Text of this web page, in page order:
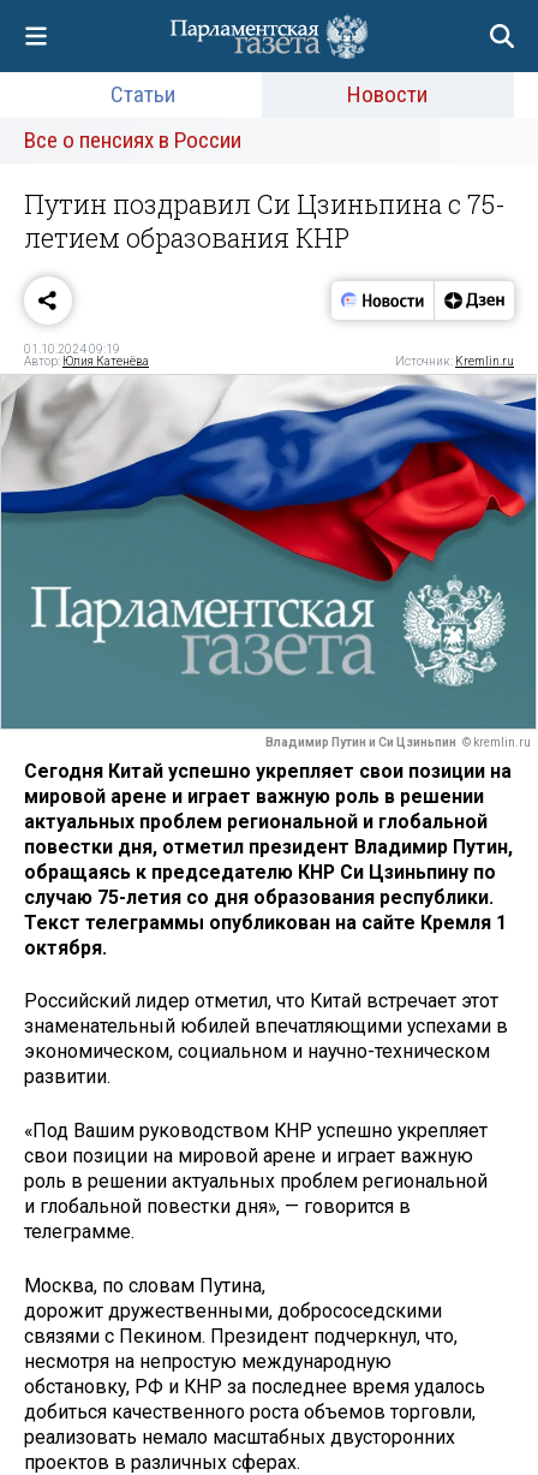
Статьи
Новости
Все о пенсиях в России
Путин поздравил Си Цзиньпина с 75-
летием образования КНР
01.10.2024 09:19
Автор: Юлия Катенёва Источник: Kremlin.ru
Владимир Путин и Си Цзиньпин © kremlin.ru
Сегодня Китай успешно укрепляет свои позиции на
мировой арене и играет важную роль в решении
актуальных проблем региональной и глобальной
повестки дня, отметил президент Владимир Путин,
обращаясь к председателю КНР Си Цзиньпину по
случаю 75-летия со дня образования республики.
Текст телеграммы опубликован на сайте Кремля 1
октября.
Российский лидер отметил, что Китай встречает этот
знаменательный юбилей впечатляющими успехами в
экономическом, социальном и научно-техническом
развитии.
«Под Вашим руководством КНР успешно укрепляет
свои позиции на мировой арене и играет важную
роль в решении актуальных проблем региональной
и глобальной повестки дня», — говорится в
телеграмме.
Москва, по словам Путина,
дорожит дружественными, добрососедскими
связями с Пекином. Президент подчеркнул, что,
несмотря на непростую международную
обстановку, РФ и КНР за последнее время удалось
добиться качественного роста объемов торговли,
реализовать немало масштабных двусторонних
проектов в различных сферах.